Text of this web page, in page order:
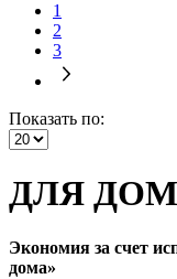
1
2
3
Показать по:
ДЛЯ
Экономия за счет
дома»